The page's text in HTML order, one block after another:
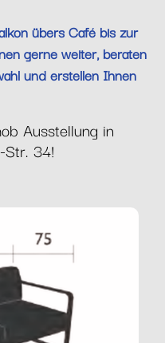
übers Café bis zur
gerne weiter, beraten
und erstellen Ihnen
Ausstellung in
34!